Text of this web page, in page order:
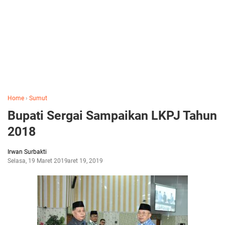
Home › Sumut
Bupati Sergai Sampaikan LKPJ Tahun
2018
Irwan Surbakti
Selasa, 19 Maret 2019Maret 19, 2019